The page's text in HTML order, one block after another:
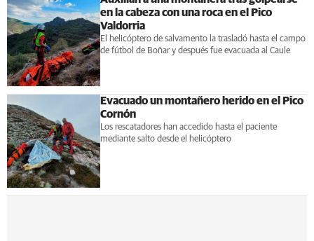
en la cabeza con una roca en el Pico
Valdorria
El helicóptero de salvamento la trasladó hasta el campo
de fútbol de Boñar y después fue evacuada al Caule
Evacuado un montañero herido en el Pico
Cornón
Los rescatadores han accedido hasta el paciente
mediante salto desde el helicóptero